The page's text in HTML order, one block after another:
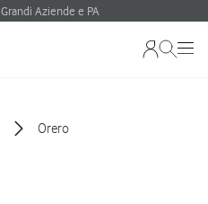
Grandi Aziende e PA
Orero